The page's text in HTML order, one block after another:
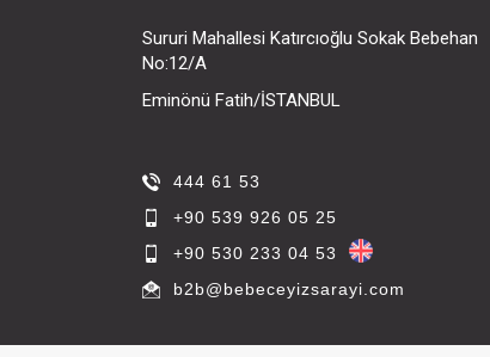
Sururi Mahallesi Katırcıoğlu Sokak Bebehan
No:12/A
Eminönü Fatih/İSTANBUL
444 61 53
+90 539 926 05 25
+90 530 233 04 53
b2b@bebeceyizsarayi.com